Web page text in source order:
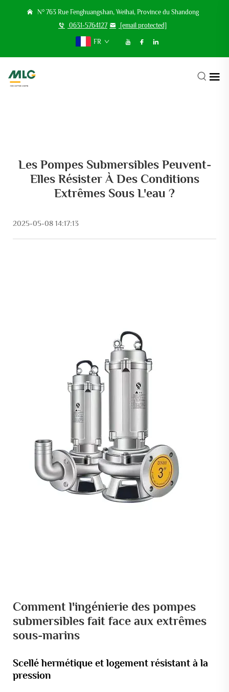
N° 763 Rue Fenghuangshan, Weihai, Province du Shandong
0631-5764127
[email protected]
FR
Les Pompes Submersibles Peuvent-
Elles Résister À Des Conditions
Extrêmes Sous L'eau ?
2025-05-08 14:17:13
Comment l'ingénierie des pompes
submersibles fait face aux extrêmes
sous-marins
Scellé hermétique et logement résistant à la
pression